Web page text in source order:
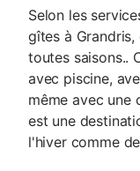
Selon les
gîtes à
toutes saisons..
avec piscine,
même avec une
est une
l'hiver comme